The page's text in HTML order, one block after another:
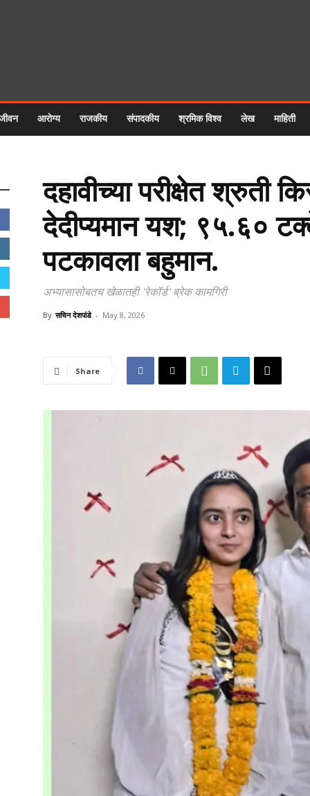
आरोग्य राजकीय संपादकीय श्रमिक विश्व लेख माहिती
दहावीच्या परीक्षेत श्रुती
देदीप्यमान यश; ९५.६०
पटकावला बहुमान.
अभ्यासासोबतच खेळातही 'रेकॉर्ड' ब्रेक कामगिरी
By सचिन देशपांडे - May 8, 2026
Share